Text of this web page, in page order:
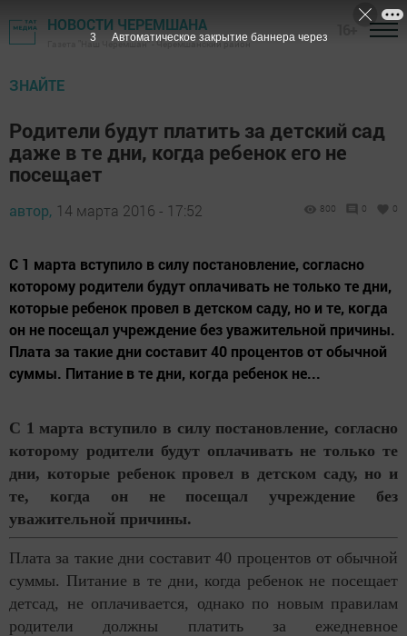
НОВОСТИ ЧЕРЕМШАНА
Газета "Наш Черемшан" - Черемшанский район
ЗНАЙТЕ
Родители будут платить за детский сад
даже в те дни, когда ребенок его не
посещает
автор, 14 марта 2016 - 17:52 800 0 0
С 1 марта вступило в силу постановление, согласно
которому родители будут оплачивать не только те дни,
которые ребенок провел в детском саду, но и те, когда
он не посещал учреждение без уважительной причины.
Плата за такие дни составит 40 процентов от обычной
суммы. Питание в те дни, когда ребенок не...
С 1 марта вступило в силу постановление, согласно
которому родители будут оплачивать не только те
дни, которые ребенок провел в детском саду, но и
те, когда он не посещал учреждение без
уважительной причины.
Плата за такие дни составит 40 процентов от обычной
суммы. Питание в те дни, когда ребенок не посещает
детсад, не оплачивается, однако по новым правилам
родители должны платить за ежедневное
2 Автоматическое закрытие баннера через